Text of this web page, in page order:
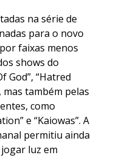
na série de
para o novo
faixas menos
shows do
God”, “Hatred
mas também pelas
como
e “Kaiowas”. A
permitiu ainda
luz em